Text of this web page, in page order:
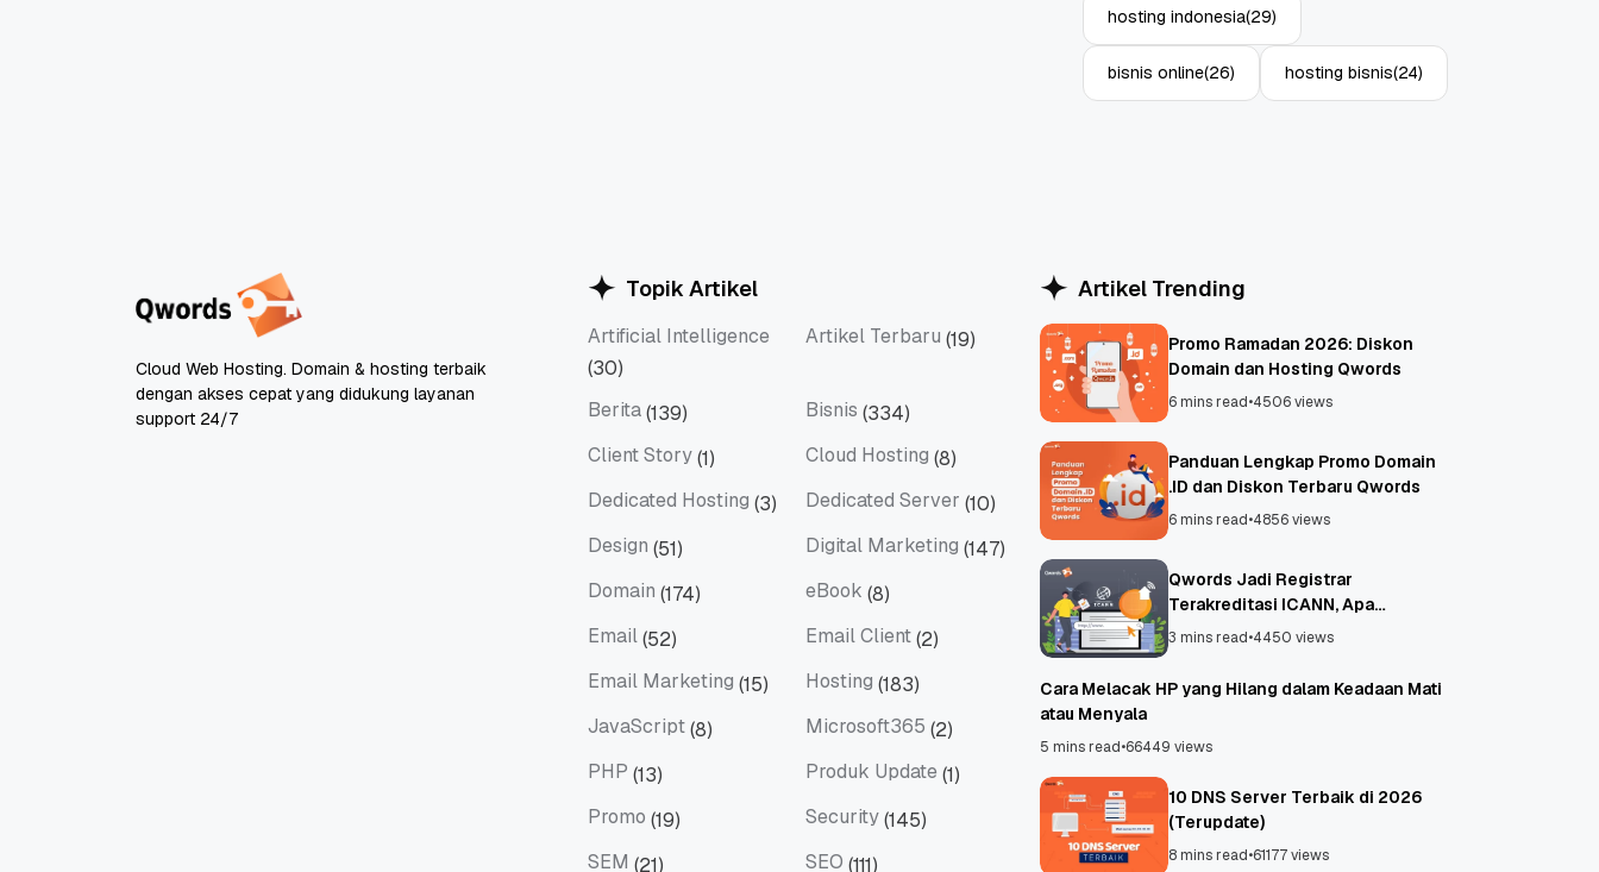
hosting indonesia(29)
bisnis online(26) hosting bisnis(24)
Cloud Web Hosting. Domain & hosting terbaik
dengan akses cepat yang didukung layanan
support 24/7
Topik Artikel
Artificial Intelligence
Artificial Intelligence
(30)
Artikel Terbaru (19)
Berita(139) Bisnis (334)
Client Story(1) Cloud Hosting (8)
Dedicated Hosting (3) Dedicated Server (10)
Design (51) Digital Marketing (147)
Domain (174) eBook (8)
Email(52) Email Client(2)
Email Marketing (15) Hosting (183)
JavaScript(8) Microsoft365 (2)
PHP (13) Produk Update (1)
Promo (19) Security(145)
SEM (21) SEO (111)
Artikel Trending
Promo Ramadan 2026: Diskon
Domain dan Hosting Qwords
6 mins read•4506 views
Panduan Lengkap Promo Domain
.ID dan Diskon Terbaru Qwords
6 mins read•4856 views
Qwords Jadi Registrar
Terakreditasi ICANN, Apa
Untungnya?
3 mins read•4450 views
Cara Melacak HP yang Hilang dalam Keadaan Mati
atau Menyala
5 mins read•66449 views
10 DNS Server Terbaik di 2026
(Terupdate)
8 mins read•61177 views